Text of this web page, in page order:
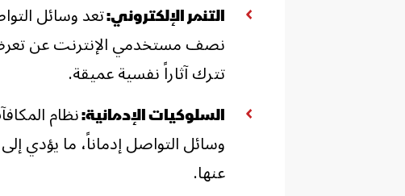
التنمر الإلكتروني:تعد وسائل
نصف مستخدمي الإنترنت عن
تترك آثاراً نفسية عميقة.
السلوكيات الإدمانية:نظام
وسائل التواصل إدماناً، ما يؤدي
عنها.